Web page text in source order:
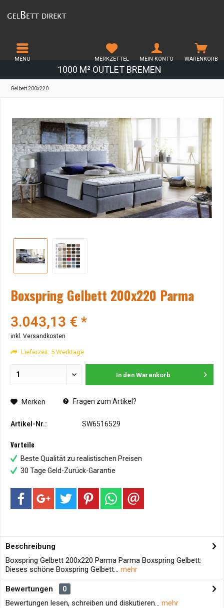
1000 M² OUTLET BREMEN
MENÜ WARENKORB
MERKZETTEL MEIN KONTO
Gelbett 200x220
Boxspring Gelbett 200x220 Parma
3.043,13 € *
inkl. Versandkosten
Lieferzeit: 5 Werktage
In den Warenkorb
Merken Fragen zum Artikel?
Artikel-Nr.: SW6516529
Vorteile
Beste Qualität zu realistischen Preisen
30 Tage Geld-Zurück-Garantie
Beschreibung
Boxspring Gelbett 200x220 Parma Parma Boxspring Gelbett:
Dieses schöne Boxspring Gelbett... mehr
Bewertungen
0
Bewertungen lesen, schreiben und diskutieren... mehr